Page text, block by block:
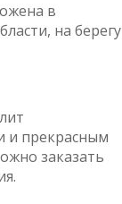
в
на берегу
и прекрасным
заказать